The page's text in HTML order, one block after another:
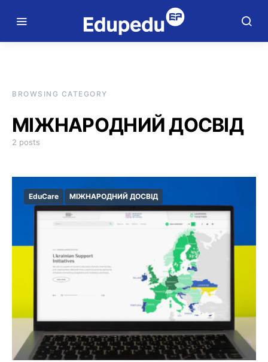
BROWSING CATEGORY
МІЖНАРОДНИЙ ДОСВІД
2 posts
EduCare МІЖНАРОДНИЙ ДОСВІД